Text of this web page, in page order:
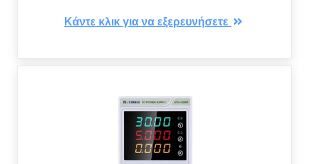
Κάντε κλικ για να εξερευνήσετε